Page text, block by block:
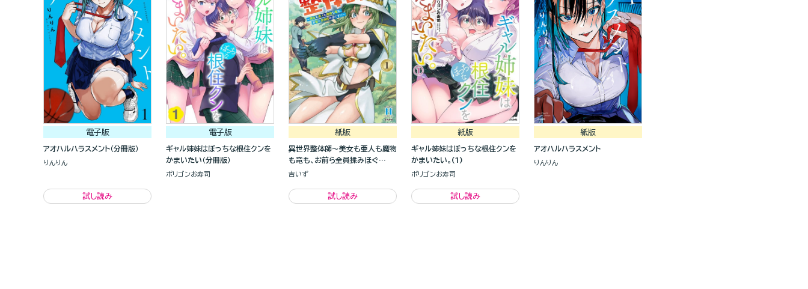
電子版
アオハルハラスメント（分冊版）
りんりん
試し読み
電子版
ギャル姉妹はぼっちな根住クンを
かまいたい（分冊版）
ポリゴンお寿司
紙版
異世界整体師～美女も亜人も魔物
も竜も、お前ら全員揉みほぐ
す！！～(1)
吉いず
試し読み
紙版
ギャル姉妹はぼっちな根住クンを
かまいたい。(1)
ポリゴンお寿司
試し読み
紙版
アオハルハラスメント
りんりん